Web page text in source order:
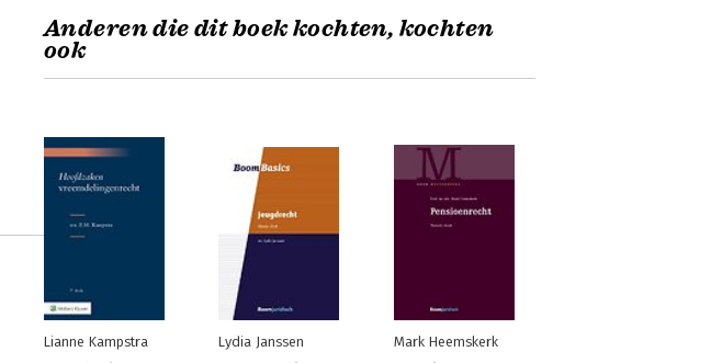
Anderen die dit boek kochten, kochten
ook
Lianne Kampstra Lydia Janssen Mark Heemskerk